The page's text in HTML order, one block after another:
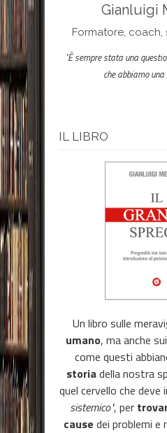
Gianluigi
Formatore, coach,
"È sempre stata una
che abbiamo
IL LIBRO
Un libro sulle
umano, ma anche
come questi
storia della nostra
quel cervello che deve
sistemico", per
cause dei problemi